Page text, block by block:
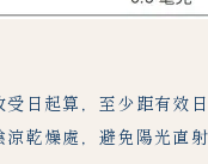
日起算，至少距有效
乾燥處，避免陽光直